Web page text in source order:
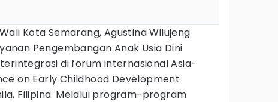
Wali Kota Semarang, Agustina Wilujeng
Pengembangan Anak Usia Dini
di forum internasional Asia-
on Early Childhood Development
Filipina. Melalui program-program